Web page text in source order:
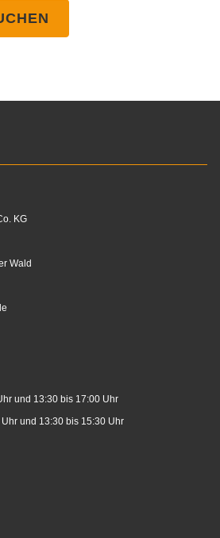
KG
Wald
und 13:30 bis 17:00 Uhr
und 13:30 bis 15:30 Uhr